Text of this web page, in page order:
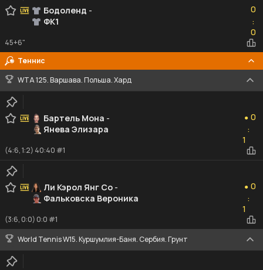
Бодоленд -
ФК1
0
:0
0
45+6"
Теннис
WTA 125. Варшава. Польша. Хард
Бартель Мона -
Янева Элизара
● 0
:
1
(4:6, 1:2) 40:40 #1
Ли Кэрол Янг Со -
Фальковска Вероника
● 0
:
1
(3:6, 0:0) 0:0 #1
World Tennis W15. Куршумлия-Баня. Сербия. Грунт